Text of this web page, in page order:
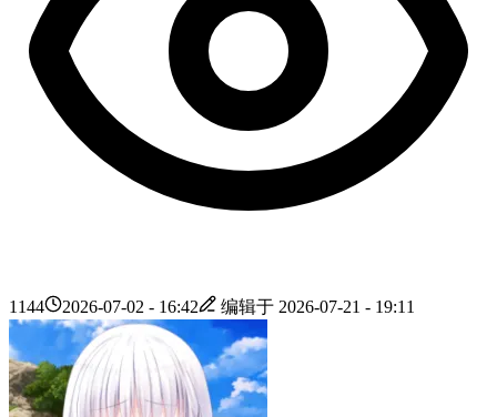
1144 2026-07-02 - 16:42 编辑于 2026-07-21 - 19:11